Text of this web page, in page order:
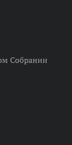
Собрании